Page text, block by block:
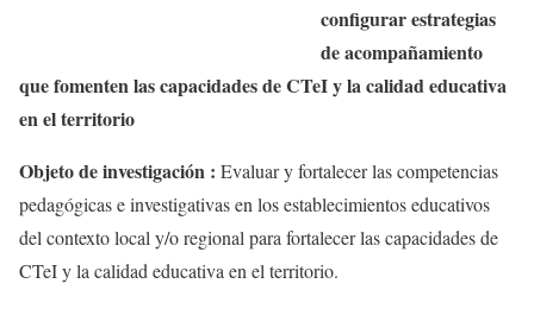
configurar estrategias
de acompañamiento
que fomenten las capacidades deCTeIy la calidad educativa
en el territorio
Objeto de investigación : Evaluar y fortalecer las competencias
pedagógicas e investigativas en los establecimientos educativos
del contexto local y/o regional para fortalecer las capacidades de
CTeIy la calidad educativa en el territorio.